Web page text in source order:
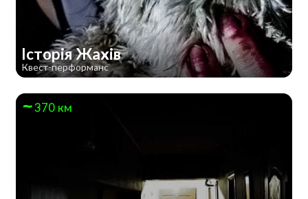
Історія Жахів
Квест-перформанс
370 км